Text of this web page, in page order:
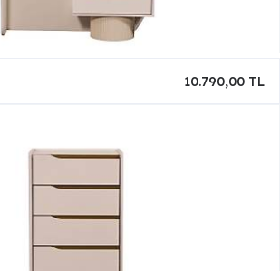
10.790,00 TL